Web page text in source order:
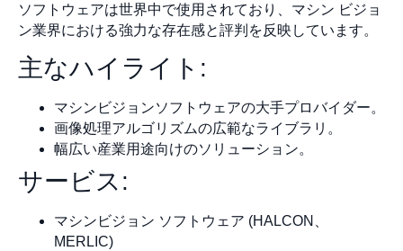
ソフトウェアは世界中で使用されており、マシン ビジョ
ン業界における強力な存在感と評判を反映しています。
主なハイライト:
マシンビジョンソフトウェアの大手プロバイダー。
画像処理アルゴリズムの広範なライブラリ。
幅広い産業用途向けのソリューション。
サービス:
マシンビジョン ソフトウェア (HALCON、
MERLIC)